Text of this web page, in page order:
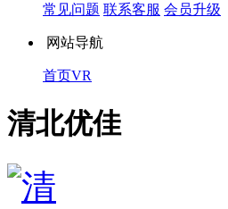
常见问题 联系客服 会员升级
网站导航
首页VR
清北优佳